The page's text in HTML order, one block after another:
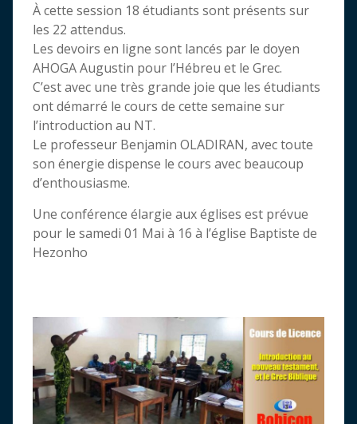
À cette session 18 étudiants sont présents sur
les 22 attendus.
Les devoirs en ligne sont lancés par le doyen
AHOGA Augustin pour l’Hébreu et le Grec.
C’est avec une très grande joie que les étudiants
ont démarré le cours de cette semaine sur
l’introduction au NT.
Le professeur Benjamin OLADIRAN, avec toute
son énergie dispense le cours avec beaucoup
d’enthousiasme.
Une conférence élargie aux églises est prévue
pour le samedi 01 Mai à 16 à l’église Baptiste de
Hezonho